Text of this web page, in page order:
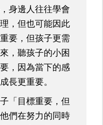
身邊人往往學會
，但也可能因此
要，但孩子更需
，聽孩子的小困
，因為當下的感
長更重要。
「目標重要，但
們在努力的同時